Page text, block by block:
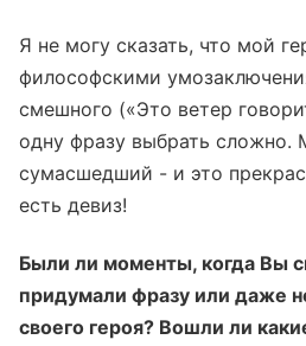
Я не могу сказать, что мой
философскими
смешного («Это ветер
одну фразу выбрать сложно.
сумасшедший - и это
есть девиз!
Были ли моменты, когда Вы
придумали фразу или даже
своего героя? Вошли ли